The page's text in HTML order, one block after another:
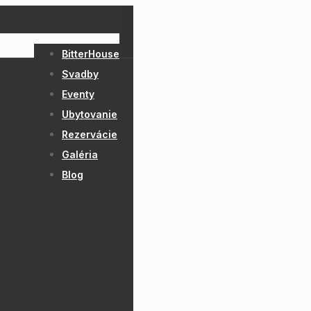
BitterHouse
Svadby
Eventy
Ubytovanie
Rezervácie
Galéria
Blog